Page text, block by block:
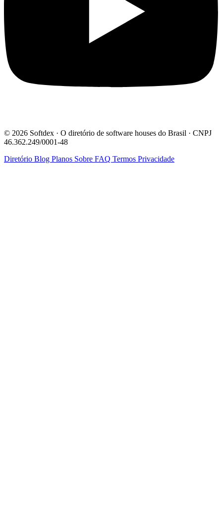
© 2026 Softdex · O diretório de software houses do Brasil · CNPJ
46.362.249/0001-48
Diretório Blog Planos Sobre FAQ Termos Privacidade